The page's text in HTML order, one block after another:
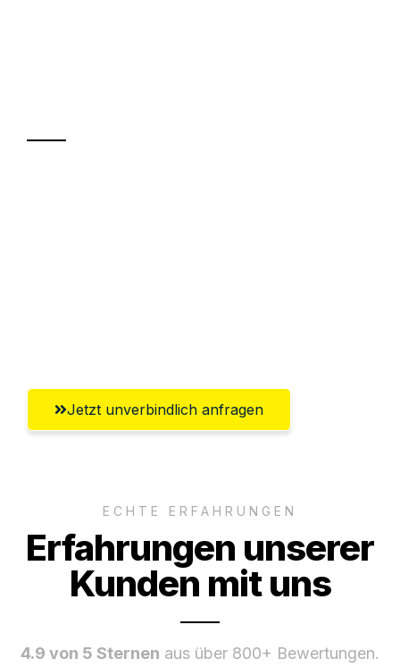
Jetzt unverbindlich anfragen
ECHTE ERFAHRUNGEN
Erfahrungen unserer
Kunden mit uns
4.9 von 5 Sternen aus über 800+ Bewertungen.